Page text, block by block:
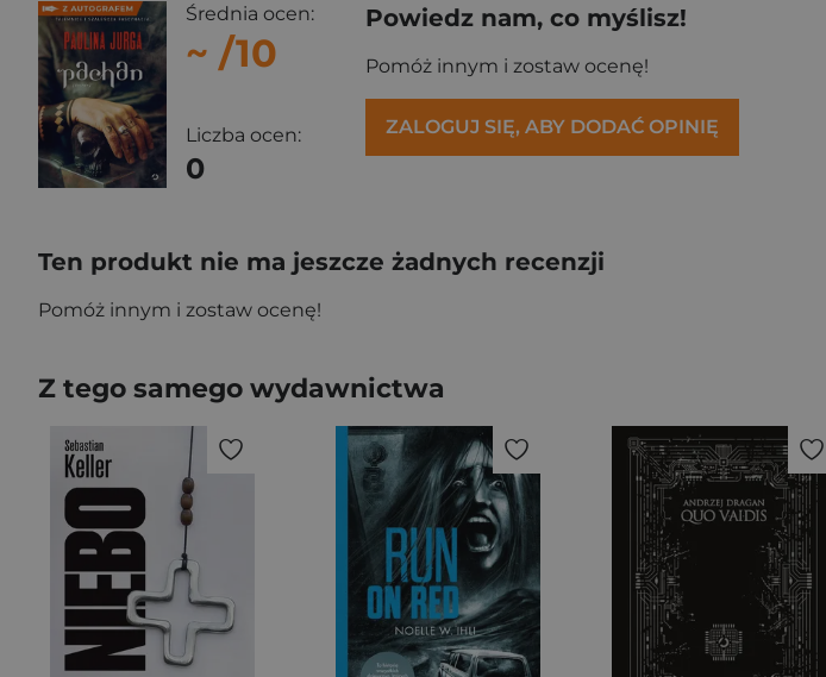
Średnia ocen:
~ /10
Liczba ocen:
0
Powiedz nam, co myślisz!
Pomóż innym i zostaw ocenę!
ZALOGUJ SIĘ, ABY DODAĆ OPINIĘ
Ten produkt nie ma jeszcze żadnych recenzji
Pomóż innym i zostaw ocenę!
Z tego samego wydawnictwa